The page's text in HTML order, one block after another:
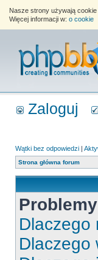
Nasze strony używają
Więcej informacji w: o cookie
Zaloguj
Wątki bez odpowiedzi |
Strona główna forum
Dlaczego
Dlaczego